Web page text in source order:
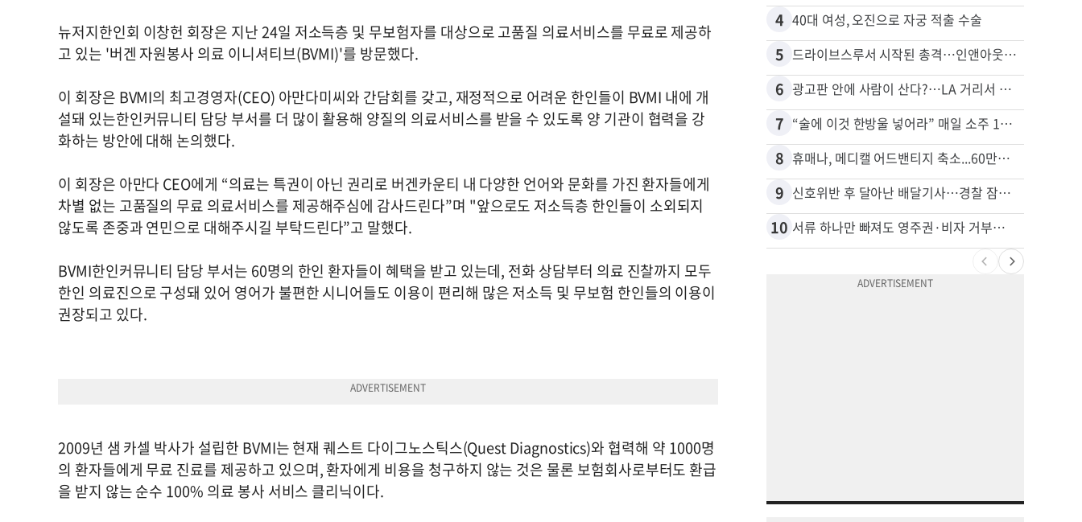
뉴저지한인회 이창헌 회장은 지난 24일 저소득층 및 무보험자를 대상으로 고품질 의료서비스를 무료로 제공하
고 있는 '버겐 자원봉사 의료 이니셔티브(BVMI)'를 방문했다.
이 회장은 BVMI의 최고경영자(CEO) 아만다미씨와 간담회를 갖고, 재정적으로 어려운 한인들이 BVMI 내에 개
설돼 있는한인커뮤니티 담당 부서를 더 많이 활용해 양질의 의료서비스를 받을 수 있도록 양 기관이 협력을 강
화하는 방안에 대해 논의했다.
이 회장은 아만다 CEO에게 “의료는 특권이 아닌 권리로 버겐카운티 내 다양한 언어와 문화를 가진 환자들에게
차별 없는 고품질의 무료 의료서비스를 제공해주심에 감사드린다”며 "앞으로도 저소득층 한인들이 소외되지
않도록 존중과 연민으로 대해주시길 부탁드린다”고 말했다.
BVMI한인커뮤니티 담당 부서는 60명의 한인 환자들이 혜택을 받고 있는데, 전화 상담부터 의료 진찰까지 모두
한인 의료진으로 구성돼 있어 영어가 불편한 시니어들도 이용이 편리해 많은 저소득 및 무보험 한인들의 이용이
권장되고 있다.
2009년 샘 카셀 박사가 설립한 BVMI는 현재 퀘스트 다이그노스틱스(Quest Diagnostics)와 협력해 약 1000명
의 환자들에게 무료 진료를 제공하고 있으며, 환자에게 비용을 청구하지 않는 것은 물론 보험회사로부터도 환급
을 받지 않는 순수 100% 의료 봉사 서비스 클리닉이다.
4 40대 여성, 오진으로 자궁 적출 수술
5 드라이브스루서 시작된 총격…인앤아웃 참사 영상 공개
6 광고판 안에 사람이 산다?…LA 거리서 화제
7 “술에 이것 한방울 넣어라” 매일 소주 1병 까는 91세의 철칙
8 휴매나, 메디캘 어드밴티지 축소...60만명 플랜 상실 위기
9 신호위반 후 달아난 배달기사…경찰 잠복해 잡고보니 ‘반전’
10 서류 하나만 빠져도 영주권·비자 거부…심사관 재량권 대폭 확대